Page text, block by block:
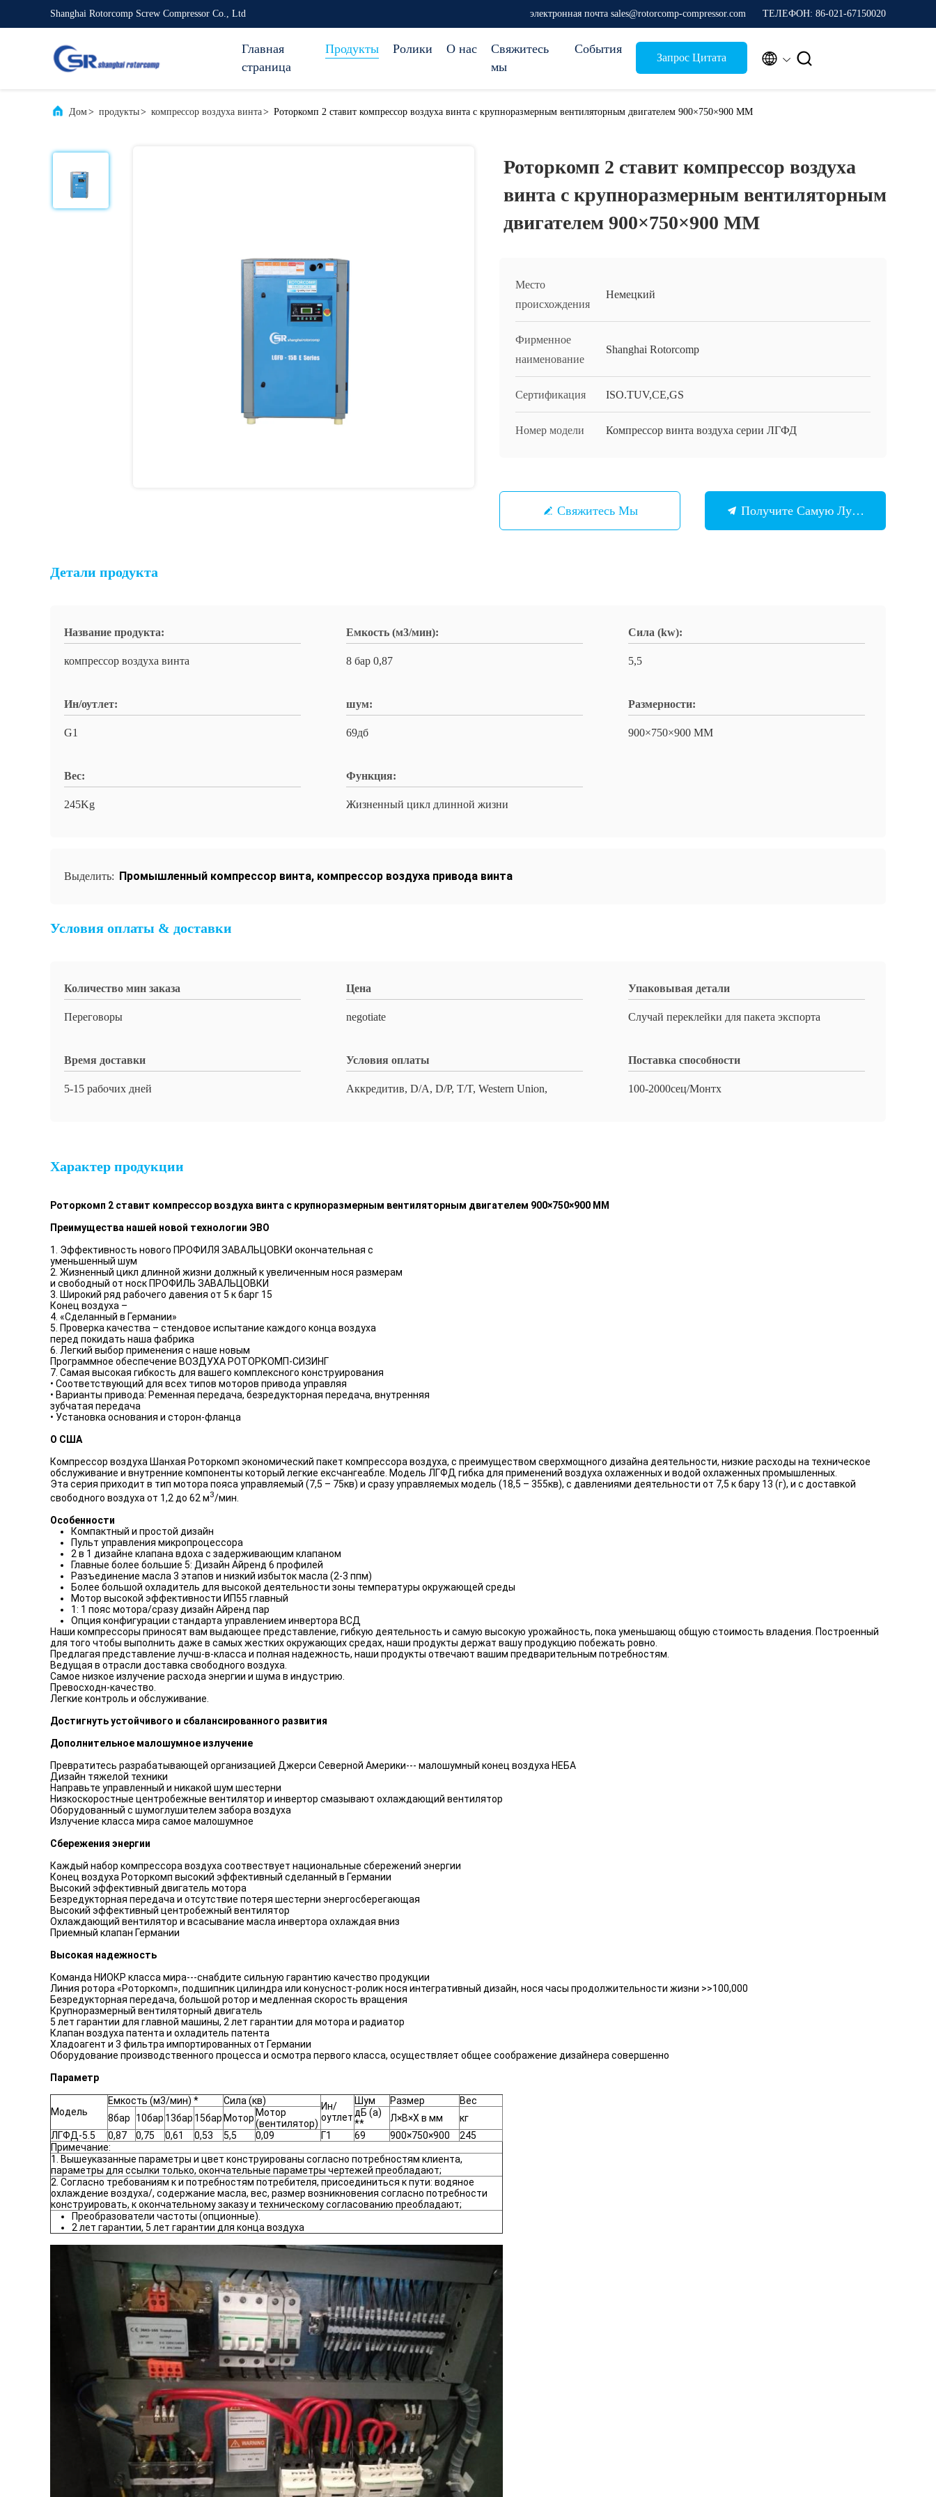
Shanghai Rotorcomp Screw Compressor Co., Ltd электронная почта sales@rotorcomp-compressor.com ТЕЛЕФОН: 86-021-67150020
Главная
страница
Продукты Ролики О нас
Свяжитесь
мы
События
Запрос Цитата  
Дом> продукты> компрессор воздуха винта> Роторкомп 2 ставит компрессор воздуха винта с крупноразмерным вентиляторным двигателем 900×750×900 ММ
Роторкомп 2 ставит компрессор воздуха
винта с крупноразмерным вентиляторным
двигателем 900×750×900 ММ
Место
происхождения
Немецкий
Фирменное
наименование
Shanghai Rotorcomp
Сертификация ISO.TUV,CE,GS
Номер модели Компрессор винта воздуха серии ЛГФД
Свяжитесь Мы Получите Самую Лучшую Цену
Детали продукта
Название продукта:
компрессор воздуха винта
Емкость (м3/мин):
8 бар 0,87
Сила (kw):
5,5
Ин/оутлет:
G1
шум:
69дб
Размерности:
900×750×900 ММ
Вес:
245Kg
Функция:
Жизненный цикл длинной жизни
Выделить: Промышленный компрессор винта, компрессор воздуха привода винта
Условия оплаты & доставки
Количество мин заказа
Переговоры
Цена
negotiate
Упаковывая детали
Случай переклейки для пакета экспорта
Время доставки
5-15 рабочих дней
Условия оплаты
Аккредитив, D/A, D/P, T/T, Western Union,
Поставка способности
100-2000сец/Монтх
Характер продукции
Роторкомп 2 ставит компрессор воздуха винта с крупноразмерным вентиляторным двигателем 900×750×900 ММ
Преимущества нашей новой технологии ЭВО
1. Эффективность нового ПРОФИЛЯ ЗАВАЛЬЦОВКИ окончательная с
уменьшенный шум
2. Жизненный цикл длинной жизни должный к увеличенным нося размерам
и свободный от носк ПРОФИЛЬ ЗАВАЛЬЦОВКИ
3. Широкий ряд рабочего давения от 5 к барг 15
Конец воздуха –
4. «Сделанный в Германии»
5. Проверка качества – стендовое испытание каждого конца воздуха
перед покидать наша фабрика
6. Легкий выбор применения с наше новым
Программное обеспечение ВОЗДУХА РОТОРКОМП-СИЗИНГ
7. Самая высокая гибкость для вашего комплексного конструирования
• Соответствующий для всех типов моторов привода управляя
• Варианты привода: Ременная передача, безредукторная передача, внутренняя
зубчатая передача
• Установка основания и сторон-фланца
О США
Компрессор воздуха Шанхая Роторкомп экономический пакет компрессора воздуха, с преимуществом сверхмощного дизайна деятельности, низкие расходы на техническое
обслуживание и внутренние компоненты который легкие ексчангеабле. Модель ЛГФД гибка для применений воздуха охлаженных и водой охлаженных промышленных.
Эта серия приходит в тип мотора пояса управляемый (7,5 – 75кв) и сразу управляемых модель (18,5 – 355кв), с давлениями деятельности от 7,5 к бару 13 (г), и с доставкой
свободного воздуха от 1,2 до 62 м3/мин.
Особенности
Компактный и простой дизайн
Пульт управления микропроцессора
2 в 1 дизайне клапана вдоха с задерживающим клапаном
Главные более большие 5: Дизайн Айренд 6 профилей
Разъединение масла 3 этапов и низкий избыток масла (2-3 ппм)
Более большой охладитель для высокой деятельности зоны температуры окружающей среды
Мотор высокой эффективности ИП55 главный
1: 1 пояс мотора/сразу дизайн Айренд пар
Опция конфигурации стандарта управлением инвертора ВСД
Наши компрессоры приносят вам выдающее представление, гибкую деятельность и самую высокую урожайность, пока уменьшающ общую стоимость владения. Построенный
для того чтобы выполнить даже в самых жестких окружающих средах, наши продукты держат вашу продукцию побежать ровно.
Предлагая представление лучш-в-класса и полная надежность, наши продукты отвечают вашим предварительным потребностям.
Ведущая в отрасли доставка свободного воздуха.
Самое низкое излучение расхода энергии и шума в индустрию.
Превосходн-качество.
Легкие контроль и обслуживание.
Достигнуть устойчивого и сбалансированного развития
Дополнительное малошумное излучение
Превратитесь разрабатывающей организацией Джерси Северной Америки--- малошумный конец воздуха НЕБА
Дизайн тяжелой техники
Направьте управленный и никакой шум шестерни
Низкоскоростные центробежные вентилятор и инвертор смазывают охлаждающий вентилятор
Оборудованный с шумоглушителем забора воздуха
Излучение класса мира самое малошумное
Сбережения энергии
Каждый набор компрессора воздуха соотвествует национальные сбережений энергии
Конец воздуха Роторкомп высокий эффективный сделанный в Германии
Высокий эффективный двигатель мотора
Безредукторная передача и отсутствие потеря шестерни энергосберегающая
Высокий эффективный центробежный вентилятор
Охлаждающий вентилятор и всасывание масла инвертора охлаждая вниз
Приемный клапан Германии
Высокая надежность
Команда НИОКР класса мира---снабдите сильную гарантию качество продукции
Линия ротора «Роторкомп», подшипник цилиндра или конусност-ролик нося интегративный дизайн, нося часы продолжительности жизни >>100,000
Безредукторная передача, большой ротор и медленная скорость вращения
Крупноразмерный вентиляторный двигатель
5 лет гарантии для главной машины, 2 лет гарантии для мотора и радиатор
Клапан воздуха патента и охладитель патента
Хладоагент и 3 фильтра импортированных от Германии
Оборудование производственного процесса и осмотра первого класса, осуществляет общее соображение дизайнера совершенно
Параметр
Модель
Емкость (м3/мин) * Сила (кв)
Ин/
оутлет
Шум Размер
Вес
8бар
10бар 13бар 15бар Мотор Мотор
(вентилятор)
дБ (а)
**
Л×В×Х в мм
кг
ЛГФД-5.5
0,87 0,75 0,61 0,53 5,5 0,09 Г1 69 900×750×900
245
Примечание:
1. Вышеуказанные параметры и цвет конструированы согласно потребностям клиента,
параметры для ссылки только, окончательные параметры чертежей преобладают;
2. Согласно требованиям к и потребностям потребителя, присоединиться к пути: водяное
охлаждение воздуха/, содержание масла, вес, размер возникновения согласно потребности
конструировать, к окончательному заказу и техническому согласованию преобладают;
Преобразователи частоты (опционные).
2 лет гарантии, 5 лет гарантии для конца воздуха